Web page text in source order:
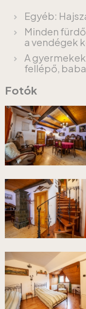
Egyéb:
Minden
a vendégek
A
fellépő,
Fotók